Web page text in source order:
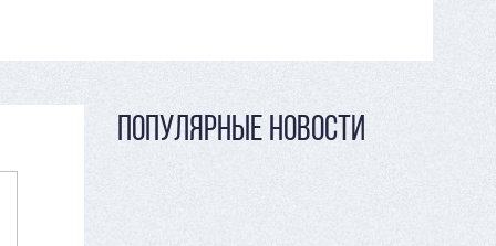
ПОПУЛЯРНЫЕ НОВОСТИ